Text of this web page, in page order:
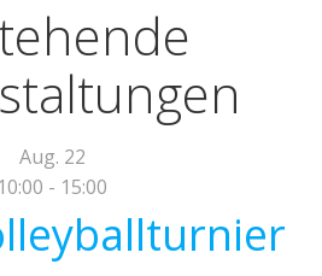
Aug. 22
10:00 - 15:00